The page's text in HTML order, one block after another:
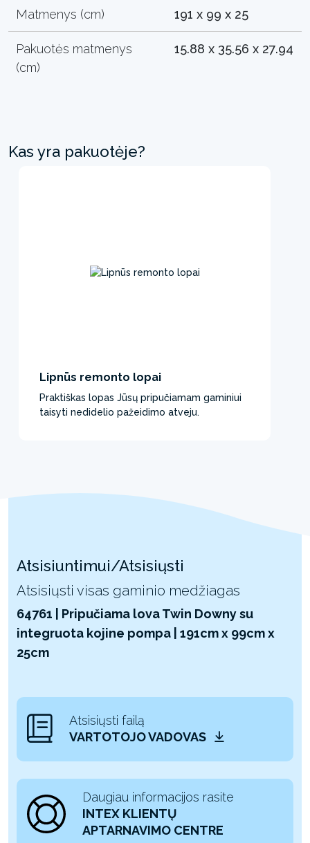
Matmenys (cm) 191 x 99 x 25
Pakuotės matmenys
(cm)
15.88 x 35.56 x 27.94
Kas yra pakuotėje?
Lipnūs remonto lopai
Praktiškas lopas Jūsų pripučiamam gaminiui
taisyti nedidelio pažeidimo atveju.
Atsisiuntimui/Atsisiųsti
Atsisiųsti visas gaminio medžiagas
64761 | Pripučiama lova Twin Downy su
integruota kojine pompa | 191cm x 99cm x
25cm
Atsisiųsti failą
VARTOTOJO VADOVAS
Daugiau informacijos rasite
INTEX KLIENTŲ
APTARNAVIMO CENTRE